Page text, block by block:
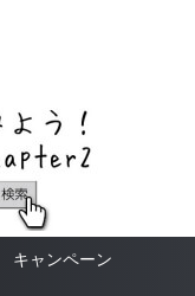
キャンペーン